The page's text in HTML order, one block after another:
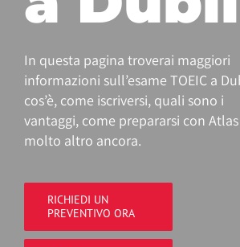
In questa pagina troverai maggiori
informazioni sull’esame TOEIC a
cos’è, come iscriversi, quali sono i
vantaggi, come prepararsi con
molto altro ancora.
RICHIEDI UN
PREVENTIVO ORA